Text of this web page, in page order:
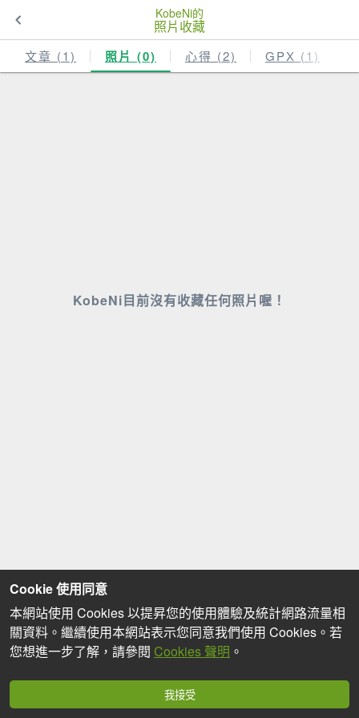
KobeNi的
照片收藏
文章 (1) 照片 (0) 心得 (2) GPX (1)
KobeNi目前沒有收藏任何照片喔！
Cookie 使用同意
本網站使用 Cookies 以提昇您的使用體驗及統計網路流量相
關資料。繼續使用本網站表示您同意我們使用 Cookies。若
您想進一步了解，請參閱 Cookies 聲明 。
我接受